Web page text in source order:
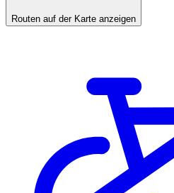
Routen auf der Karte anzeigen